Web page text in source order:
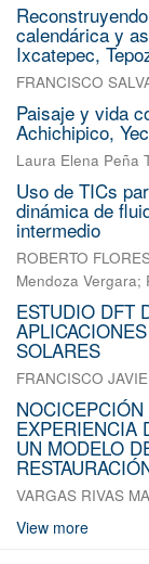
calendárica y
Ixcatepec,
FRANCISCO
Paisaje y vida
Achichipico,
Laura Elena Peña
Uso de TICs
dinámica de
intermedio
ROBERTO
Mendoza Vergara;
ESTUDIO DFT
SOLARES
FRANCISCO
EXPERIENCIA
UN MODELO
VARGAS RIVAS
View more